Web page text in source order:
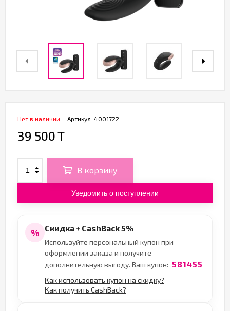
Артикул: 4001722
Нет в наличии
39 500 T
В корзину
Уведомить о поступлении
% Скидка + CashBack 5%
Используйте персональный купон при
оформлении заказа и получите
дополнительную выгоду. Ваш купон: 581455
Как использовать купон на скидку?
Как получить CashBack?